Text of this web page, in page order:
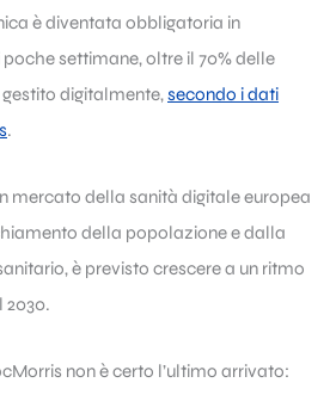
è diventata obbligatoria in
settimane, oltre il 70% delle
digitalmente,secondo i dati
.
mercato della sanità digitale europea
della popolazione e dalla
è previsto crescere a un ritmo
2030.
non è certo l’ultimo arrivato: